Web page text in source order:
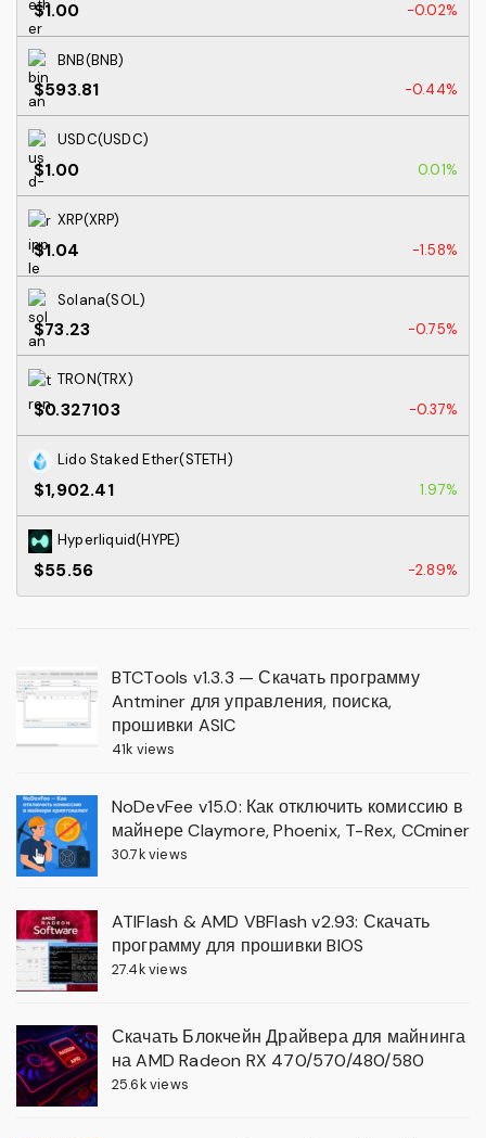
$1.00 -0.02%
BNB(BNB)
$593.81 -0.44%
USDC(USDC)
$1.00 0.01%
XRP(XRP)
$1.04 -1.58%
Solana(SOL)
$73.23 -0.75%
TRON(TRX)
$0.327103 -0.37%
Lido Staked Ether(STETH)
$1,902.41 1.97%
Hyperliquid(HYPE)
$55.56 -2.89%
BTCTools v1.3.3 — Скачать программу
Antminer для управления, поиска,
прошивки ASIC
41k views
NoDevFee v15.0: Как отключить комиссию в
майнере Claymore, Phoenix, T-Rex, CCminer
30.7k views
ATIFlash & AMD VBFlash v2.93: Скачать
программу для прошивки BIOS
27.4k views
Скачать Блокчейн Драйвера для майнинга
на AMD Radeon RX 470/570/480/580
25.6k views